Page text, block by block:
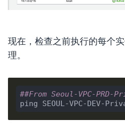
现在，检查之前执行的每个
理。
##From Seoul-VPC-PRD-